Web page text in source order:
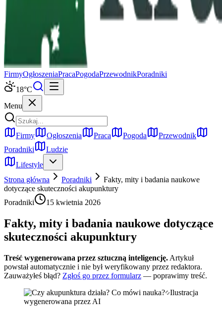
FirmyOgłoszeniaPracaPogodaPrzewodnikPoradniki
18°C
Menu
Firmy Ogłoszenia Praca Pogoda
Przewodnik
Poradniki
Ludzie
Lifestyle
Strona główna
Poradniki
Fakty, mity i badania naukowe
dotyczące skuteczności akupunktury
Poradniki
15 kwietnia 2026
Fakty, mity i badania naukowe dotyczące
skuteczności akupunktury
Treść wygenerowana przez sztuczną inteligencję. Artykuł
powstał automatycznie i nie był weryfikowany przez redaktora.
Zauważyłeś błąd? Zgłoś go przez formularz — poprawimy treść.
Ilustracja
wygenerowana przez AI